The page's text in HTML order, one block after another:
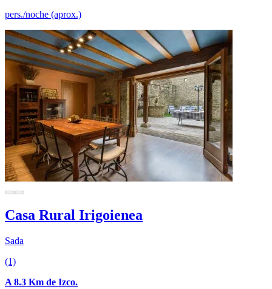
pers./noche (aprox.)
Casa Rural Irigoienea
Sada
(1)
A 8.3 Km de Izco.